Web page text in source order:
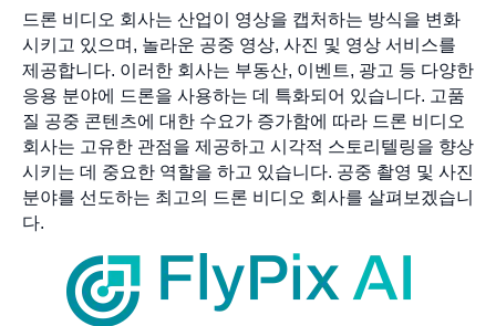
드론 비디오 회사는 산업이 영상을 캡처하는 방식을 변화
시키고 있으며, 놀라운 공중 영상, 사진 및 영상 서비스를
제공합니다. 이러한 회사는 부동산, 이벤트, 광고 등 다양한
응용 분야에 드론을 사용하는 데 특화되어 있습니다. 고품
질 공중 콘텐츠에 대한 수요가 증가함에 따라 드론 비디오
회사는 고유한 관점을 제공하고 시각적 스토리텔링을 향상
시키는 데 중요한 역할을 하고 있습니다. 공중 촬영 및 사진
분야를 선도하는 최고의 드론 비디오 회사를 살펴보겠습니
다.